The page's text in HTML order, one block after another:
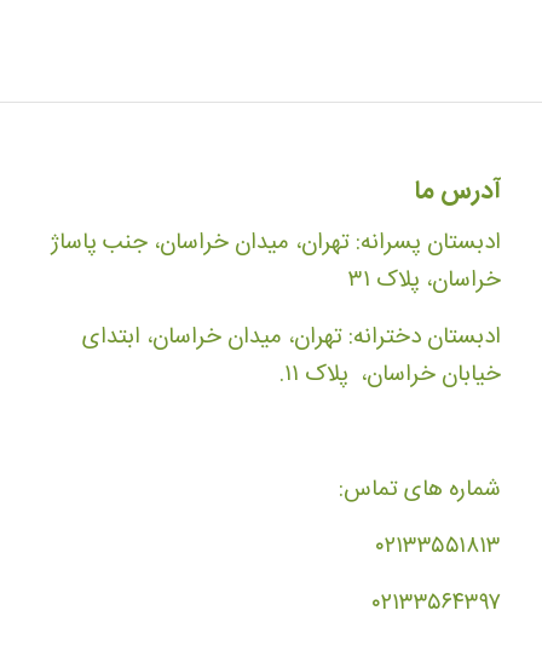
آدرس ما
ادبستان پسرانه: تهران، میدان خراسان، جنب پاساژ
خراسان، پلاک ۳۱
ادبستان دخترانه: تهران، میدان خراسان، ابتدای
خیابان خراسان، پلاک ۱۱.
شماره های تماس:
۰۲۱۳۳۵۵۱۸۱۳
۰۲۱۳۳۵۶۴۳۹۷